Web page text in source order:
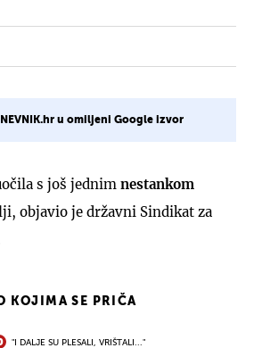
u omiljeni Google izvor
s još jednim nestankom
objavio je državni Sindikat za
KOJIMA SE PRIČA
"I DALJE SU PLESALI, VRIŠTALI..."